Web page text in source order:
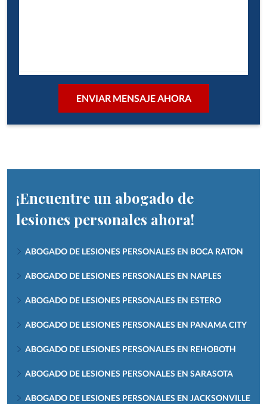
¡Encuentre un abogado de
lesiones personales ahora!
ABOGADO DE LESIONES PERSONALES EN BOCA RATON
ABOGADO DE LESIONES PERSONALES EN NAPLES
ABOGADO DE LESIONES PERSONALES EN ESTERO
ABOGADO DE LESIONES PERSONALES EN PANAMA CITY
ABOGADO DE LESIONES PERSONALES EN REHOBOTH
ABOGADO DE LESIONES PERSONALES EN SARASOTA
ABOGADO DE LESIONES PERSONALES EN JACKSONVILLE